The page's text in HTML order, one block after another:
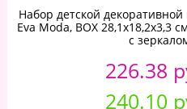
Набор детской
Eva Moda, BOX 28,1х18,2х3,3
с
226.38
240.10